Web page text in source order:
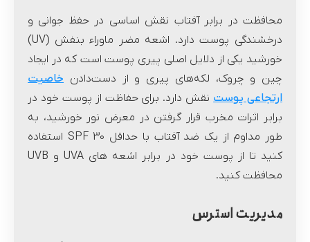
محافظت در برابر آفتاب نقش اساسی در حفظ جوانی و
درخشندگی پوست دارد. اشعه مضر ماوراء بنفش (UV)
خورشید یکی از دلایل اصلی پیری پوست است که در ایجاد
چین و چروک، لکه‌های پیری و از دست‌دادن خاصیت
ارتجاعی پوستنقش دارد. برای حفاظت از پوست خود در
برابر اثرات مخرب قرار گرفتن در معرض نور خورشید، به
طور مداوم از یک ضد آفتاب با حداقل SPF 30 استفاده
کنید تا از پوست خود در برابر اشعه های UVA و UVB
محافظت کنید.
مدیریت استرس